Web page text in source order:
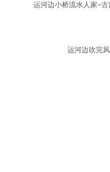
运河边小桥流水人家~
运河边吹完